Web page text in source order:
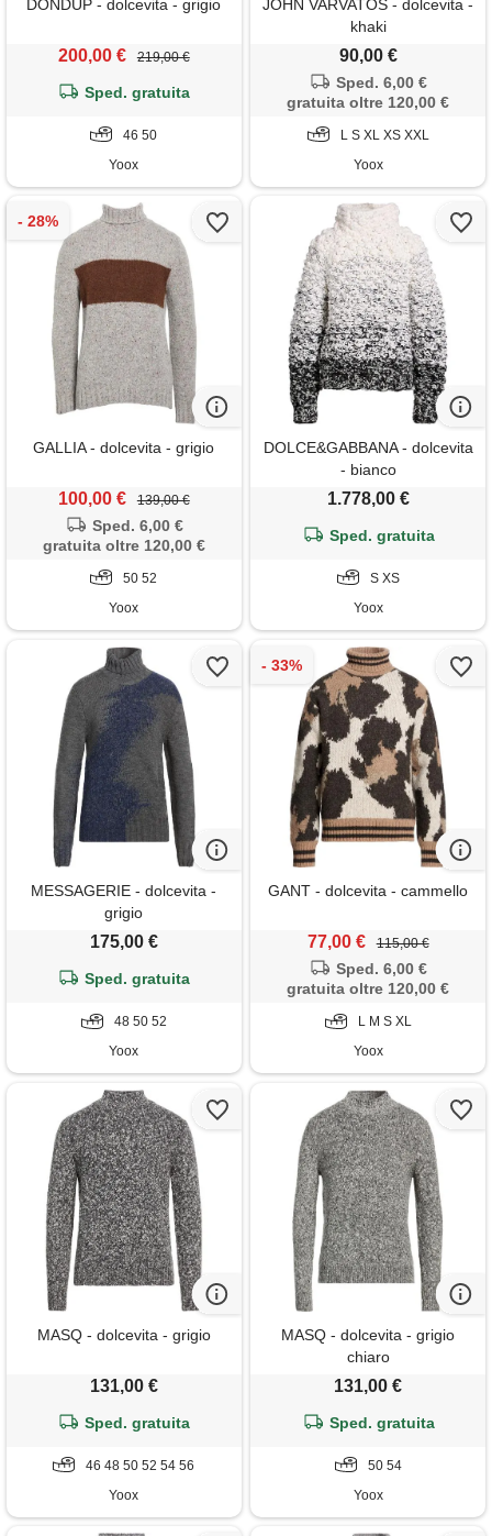
DONDUP - dolcevita - grigio
200,00 € 219,00 €
Sped. gratuita
46 50
Yoox
JOHN VARVATOS - dolcevita -
khaki
90,00 €
Sped. 6,00 €
gratuita oltre 120,00 €
L S XL XS XXL
Yoox
GALLIA - dolcevita - grigio
100,00 € 139,00 €
Sped. 6,00 €
gratuita oltre 120,00 €
50 52
Yoox
DOLCE&GABBANA - dolcevita
- bianco
1.778,00 €
Sped. gratuita
S XS
Yoox
MESSAGERIE - dolcevita -
grigio
175,00 €
Sped. gratuita
48 50 52
Yoox
GANT - dolcevita - cammello
77,00 € 115,00 €
Sped. 6,00 €
gratuita oltre 120,00 €
L M S XL
Yoox
MASQ - dolcevita - grigio
131,00 €
Sped. gratuita
46 48 50 52 54 56
Yoox
MASQ - dolcevita - grigio
chiaro
131,00 €
Sped. gratuita
50 54
Yoox